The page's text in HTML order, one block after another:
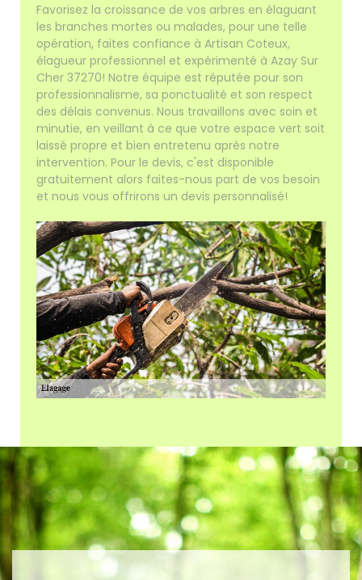
Favorisez la croissance de vos arbres en élaguant
les branches mortes ou malades, pour une telle
opération, faites confiance à Artisan Coteux,
élagueur professionnel et expérimenté à Azay Sur
Cher 37270! Notre équipe est réputée pour son
professionnalisme, sa ponctualité et son respect
des délais convenus. Nous travaillons avec soin et
minutie, en veillant à ce que votre espace vert soit
laissé propre et bien entretenu après notre
intervention. Pour le devis, c'est disponible
gratuitement alors faites-nous part de vos besoin
et nous vous offrirons un devis personnalisé!